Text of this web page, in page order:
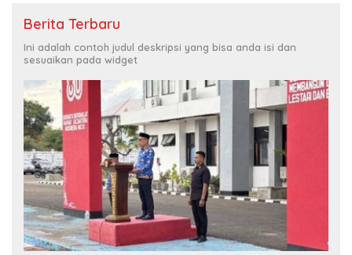
Berita Terbaru
Ini adalah contoh judul deskripsi yang bisa anda isi dan
sesuaikan pada widget